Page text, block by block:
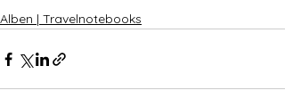
Alben | Travelnotebooks